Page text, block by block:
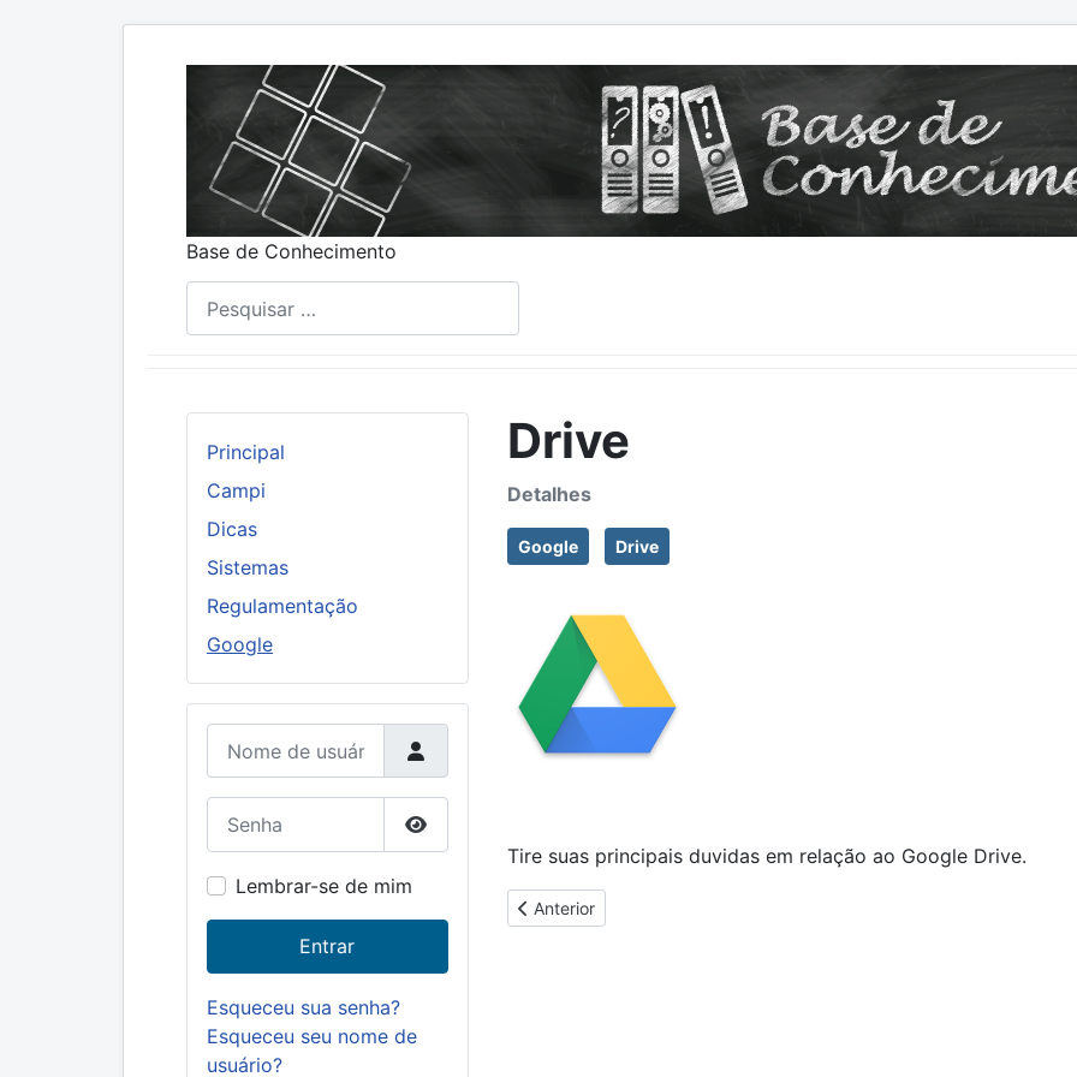
Base de Conhecimento
Principal
Campi
Dicas
Sistemas
Regulamentação
Google
Nome de usuário
Mostrar senha
Lembrar-se de mim
Entrar
Esqueceu sua senha?
Esqueceu seu nome de
usuário?
Drive
Detalhes
Google Drive
Tire suas principais duvidas em relação ao Google Drive.
Artigo anterior: Chrome
Anterior